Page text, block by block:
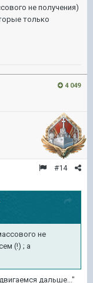
не получения)
только
4 049
#14
не
(!) ; а
дальше..."